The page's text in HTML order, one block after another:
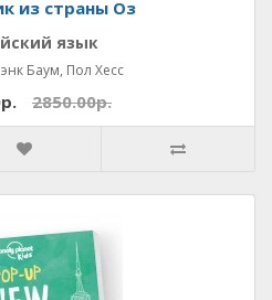
из страны Оз
язык
Баум, Пол Хесс
2850.00р.